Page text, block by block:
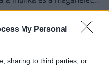
My Personal
sharing to third parties, or
érzi magát.